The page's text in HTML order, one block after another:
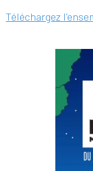
Téléchargez